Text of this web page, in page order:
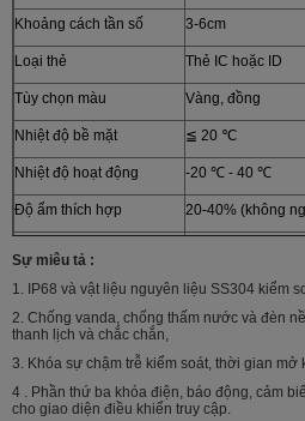
Khoảng cách tần số 3-6cm
Loại thẻ Thẻ IC hoặc ID
Tùy chọn màu Vàng, đồng
Nhiệt độ bề mặt ≦ 20 ℃
Nhiệt độ hoạt động -20 ℃ - 40 ℃
Độ ẩm thích hợp 20-40% (không
Thời gian chuyển tiếp cửa 1-99S
Cân nặng: 0,45kg
Đóng gói tiêu chuẩn: 30pc
Kích thước hộp: 54L * 20W *
Sự miêu tả :
1. IP68 và vật liệu nguyên liệu SS304 kiểm
2. Chống vanda, chống thấm nước và đèn
thanh lịch và chắc chắn,
3. Khóa sự chậm trễ kiểm soát, thời gian mở
4 . Phần thứ ba khóa điện, báo động, cảm
cho giao diện điều khiển truy cập.